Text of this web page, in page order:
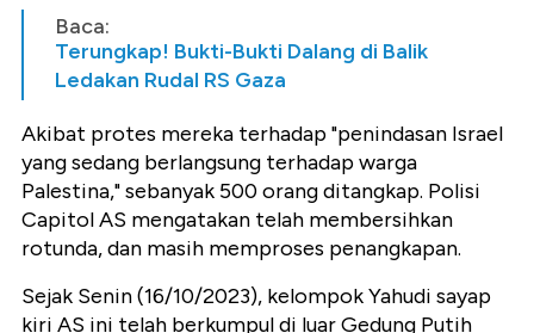
Baca:
Terungkap! Bukti-Bukti Dalang di Balik
Ledakan Rudal RS Gaza
Akibat protes mereka terhadap "penindasan Israel
yang sedang berlangsung terhadap warga
Palestina," sebanyak 500 orang ditangkap. Polisi
Capitol AS mengatakan telah membersihkan
rotunda, dan masih memproses penangkapan.
Sejak Senin (16/10/2023), kelompok Yahudi sayap
kiri AS ini telah berkumpul di luar Gedung Putih